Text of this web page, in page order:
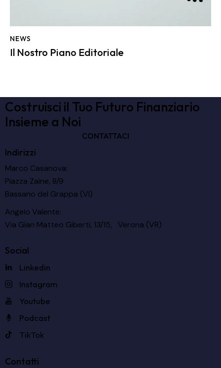
NEWS
Il Nostro Piano Editoriale
Costruisci il Tuo Futuro Finanziario
Insieme a Noi
CONTATTACI
Indirizzi
Marco Casanova:
Piazza Zaine, 8/9
Bassano del Grappa (VI)
Angelo Valente:
Via Gian Matteo Giberti, 13/15, Verona (VR)
Social
Linkedin
Instagram
Youtube
Podcast
TikTok
Contatti